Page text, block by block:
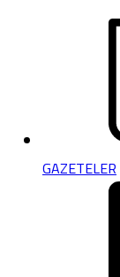
GAZETELER